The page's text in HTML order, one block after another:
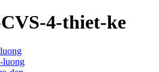
4-thiet-ke